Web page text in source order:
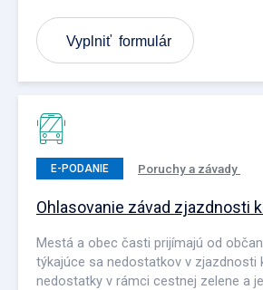
Vyplniť formulár
E-PODANIE Poruchy a závady
Ohlasovanie závad zjazdnosti
Mestá a obec časti prijímajú od
týkajúce sa nedostatkov v zjazdnosti
nedostatky v rámci cestnej zelene a